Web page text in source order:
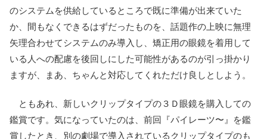
のシステムを供給しているところで既に準備が出来ていた
か、間もなくできるはずだったものを、話題作の上映に無理
矢理合わせてシステムのみ導入し、矯正用の眼鏡を着用して
いる人への配慮を後回しにした可能性があるのが引っ掛かり
ますが、まあ、ちゃんと対応してくれただけ良しとしよう。
ともあれ、新しいクリップタイプの３Ｄ眼鏡を購入しての
鑑賞です。気になっていたのは、前回『パイレーツ〜』を鑑
賞したとき、別の劇場で導入されているクリップタイプのも